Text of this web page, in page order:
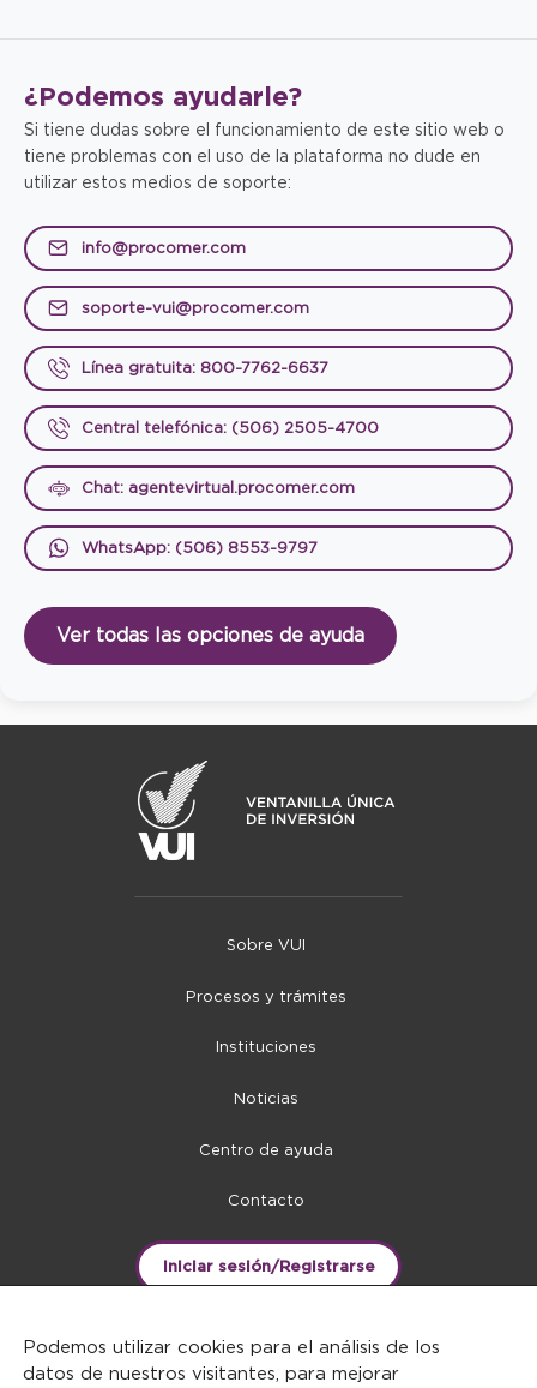
¿Podemos ayudarle?
Si tiene dudas sobre el funcionamiento de este sitio web o
tiene problemas con el uso de la plataforma no dude en
utilizar estos medios de soporte:
info@procomer.com
soporte-vui@procomer.com
Línea gratuita: 800-7762-6637
Central telefónica: (506) 2505-4700
Chat: agentevirtual.procomer.com
WhatsApp: (506) 8553-9797
Ver todas las opciones de ayuda
Sobre VUI
Procesos y trámites
Instituciones
Noticias
Centro de ayuda
Contacto
Iniciar sesión/Registrarse
Podemos utilizar cookies para el análisis de los
datos de nuestros visitantes, para mejorar